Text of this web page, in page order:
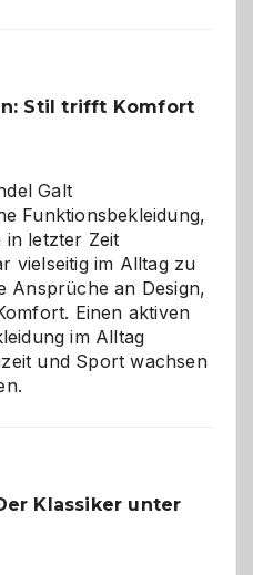
Stil trifft Komfort
Galt
Funktionsbekleidung,
in letzter Zeit
vielseitig im Alltag zu
Ansprüche an Design,
Einen aktiven
im Alltag
und Sport wachsen
Klassiker unter